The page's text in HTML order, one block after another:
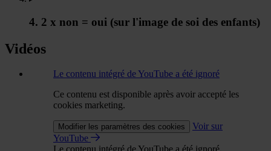
4. 2 x non = oui (sur l'image de soi des enfants)
Vidéos
Le contenu intégré de YouTube a été ignoré
Ce contenu est disponible après avoir accepté les
cookies marketing.
Modifier les paramètres des cookies
Voir sur
YouTube